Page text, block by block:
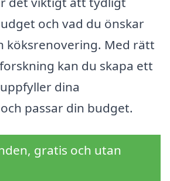
och vad du önskar
köksrenovering. Med rätt
kan du skapa ett
dina
passar din budget.
gratis och utan